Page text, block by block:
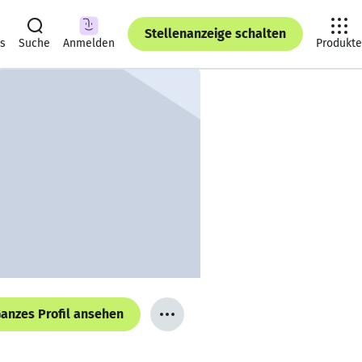
Suche Anmelden
Stellenanzeige schalten
Produkte
Profil ansehen